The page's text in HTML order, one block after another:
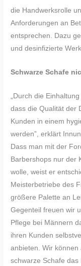
die Handwerksrolle
Anforderungen an
entsprechen. Dazu
und desinfizierte
Schwarze Schafe
„Durch die
dass die Qualität der
Kunden in einem
werden”, erklärt
Dass man mit der
Barbershops nur der
wolle, weist er
Meisterbetriebe des
größere Palette an
Gegenteil freuen wir
Pflege bei Männern
ihren Kunden
anbieten. Wir
schwarze Schafe